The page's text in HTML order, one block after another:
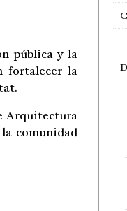
pública y la
fortalecer la
Arquitectura
comunidad